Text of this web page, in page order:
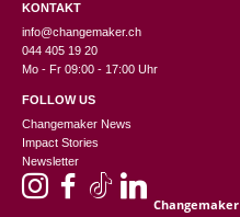
KONTAKT
info@changemaker.ch
044 405 19 20
Mo - Fr 09:00 - 17:00 Uhr
FOLLOW US
Changemaker News
Impact Stories
Newsletter
Changemaker